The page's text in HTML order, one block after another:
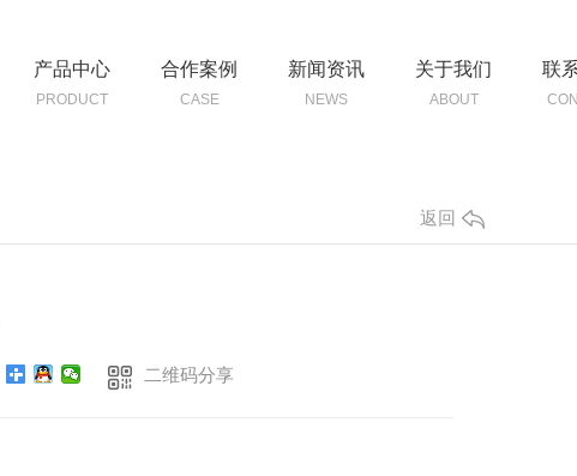
产品中心
PRODUCT
合作案例
CASE
新闻资讯
NEWS
关于我们
ABOUT
联
返回
二维码分享